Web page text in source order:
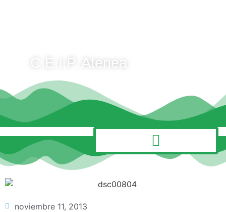
C.E.I.P. Atenea
MENÚ
noviembre 11, 2013